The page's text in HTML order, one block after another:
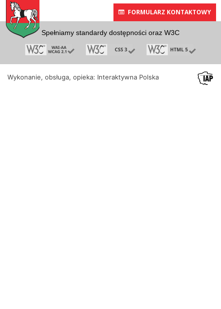
FORMULARZ KONTAKTOWY
Spełniamy standardy dostępności oraz W3C
Wykonanie, obsługa, opieka: Interaktywna Polska